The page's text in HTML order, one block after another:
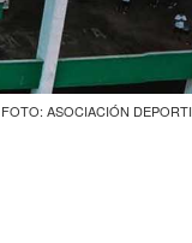
FOTO: ASOCIACIÓN